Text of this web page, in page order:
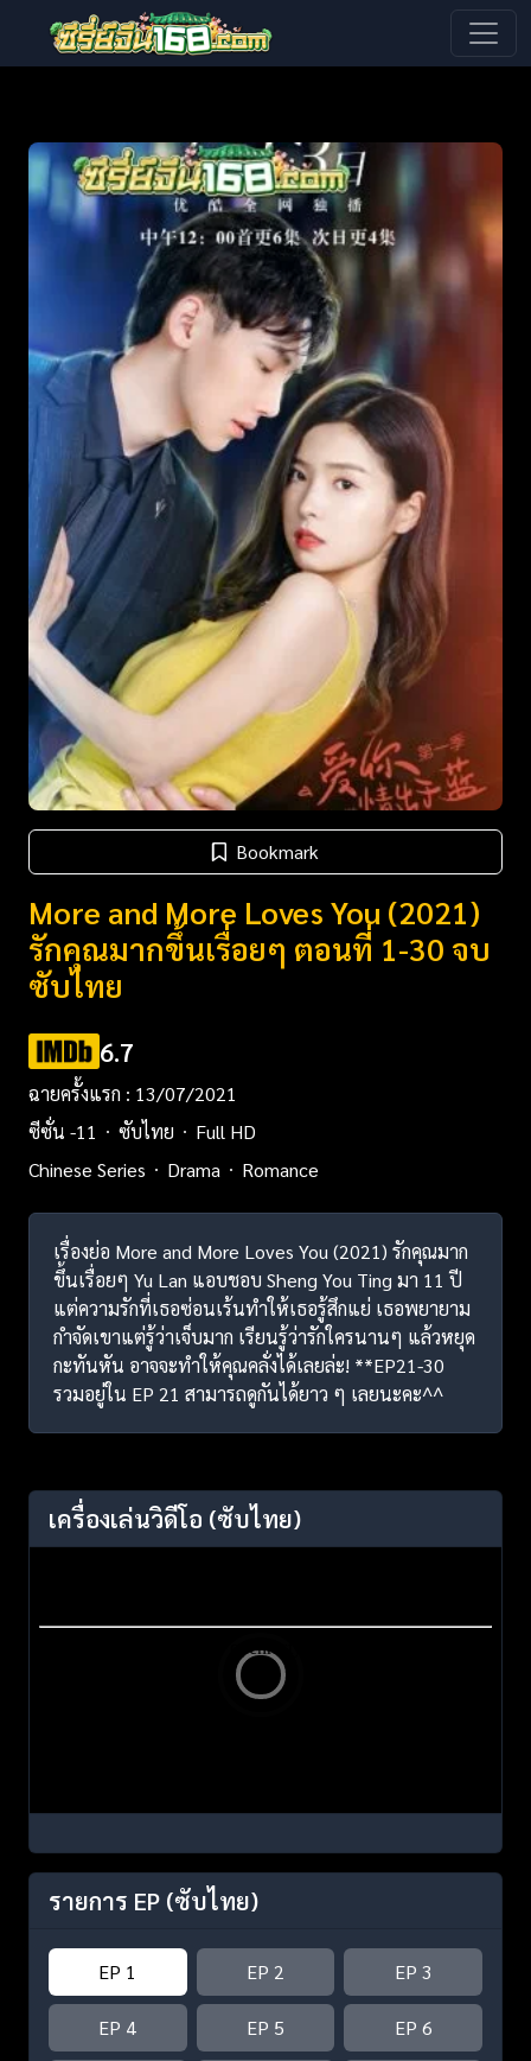
Bookmark
More and More Loves You (2021)
รักคุณมากขึ้นเรื่อยๆ ตอนที่ 1-30 จบ
ซับไทย
6.7
ฉายครั้งแรก : 13/07/2021
ซีซั่น -11
ซับไทย
Full HD
Chinese Series
Drama Romance
เรื่องย่อ More and More Loves You (2021) รักคุณมาก
ขึ้นเรื่อยๆ Yu Lan แอบชอบ Sheng You Ting มา 11 ปี
แต่ความรักที่เธอซ่อนเร้นทำให้เธอรู้สึกแย่ เธอพยายาม
กำจัดเขาแต่รู้ว่าเจ็บมาก เรียนรู้ว่ารักใครนานๆ แล้วหยุด
กะทันหัน อาจจะทำให้คุณคลั่งได้เลยล่ะ! **EP21-30
รวมอยู่ใน EP 21 สามารถดูกันได้ยาว ๆ เลยนะคะ^^
เครื่องเล่นวิดีโอ (ซับไทย)
รายการ EP (ซับไทย)
EP 1 EP 2 EP 3
EP 4 EP 5 EP 6